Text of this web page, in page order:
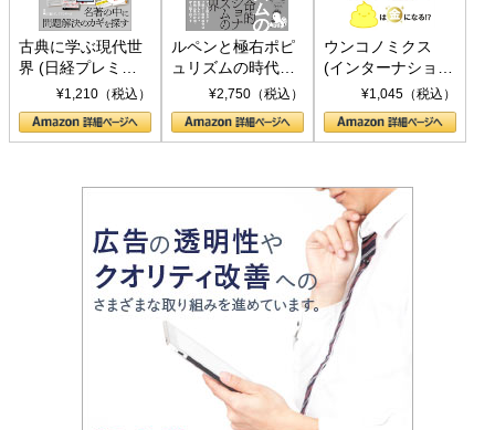
古典に学ぶ現代世
界 (日経プレミア
シリーズ)¥1,210（税込）
ルペンと極右ポピ
ュリズムの時代：
〈ヤヌス〉の二つ
の顔
¥2,750（税込）
ウンコノミクス
(インターナショナ
ル新書)¥1,045（税込）